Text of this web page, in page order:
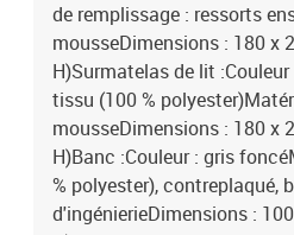
de remplissage : ressorts
mousseDimensions : 180 x
H)Surmatelas de lit
tissu (100 %
mousseDimensions : 180 x
H)Banc :Couleur : gris
% polyester), contreplaqué,
d'ingénierieDimensions :